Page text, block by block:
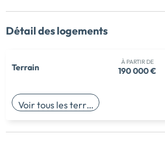
Détail des logements
Terrain À PARTIR DE
190 000 €
Voir tous les terrains